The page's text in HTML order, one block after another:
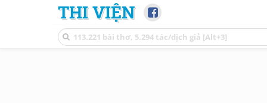
THI VIỆN